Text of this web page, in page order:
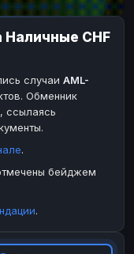
BCH
BEP20
USD
Наличные CHF
случаи AML-
Обменник
ссылаясь
.
бейджем
.